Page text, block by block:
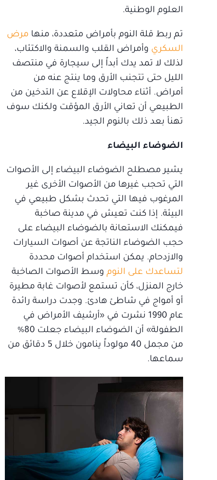
العلوم الوطنية.
تم ربط قلة النوم بأمراض متعددة، منها مرض
السكري وأمراض القلب والسمنة والاكتئاب،
لذلك لا تمد يدك أبداً إلى سيجارة في منتصف
الليل حتى تتجنب الأرق وما ينتج عنه من
أمراض. أثناء محاولات الإقلاع عن التدخين من
الطبيعي أن تعاني الأرق المؤقت ولكنك سوف
تهنأ بعد ذلك بالنوم الجيد.
الضوضاء البيضاء
يشير مصطلح الضوضاء البيضاء إلى الأصوات
التي تحجب غيرها من الأصوات الأخرى غير
المرغوب فيها التي تحدث بشكل طبيعي في
البيئة. إذا كنت تعيش في مدينة صاخبة
فيمكنك الاستعانة بالضوضاء البيضاء على
حجب الضوضاء الناتجة عن أصوات السيارات
والازدحام. يمكن استخدام أصوات محددة
لتساعدك على النوم وسط الأصوات الصاخبة
خارج المنزل، كأن تستمع لأصوات غابة مطيرة
أو أمواج في شاطئ هادئ. وجدت دراسة رائدة
عام 1990 نشرت في «أرشيف الأمراض في
الطفولة» أن الضوضاء البيضاء جعلت 80%
من مجمل 40 مولوداً ينامون خلال 5 دقائق من
سماعها.